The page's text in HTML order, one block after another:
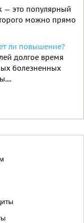
— это популярный
можно прямо
ли повышение?
долгое время
болезненных